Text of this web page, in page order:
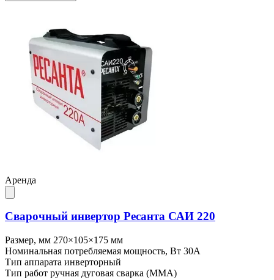
Аренда
Сварочный инвертор Ресанта САИ 220
Размер, мм 270×105×175 мм
Номинальная потребляемая мощность, Вт 30А
Тип аппарата инверторный
Тип работ ручная дуговая сварка (ММА)